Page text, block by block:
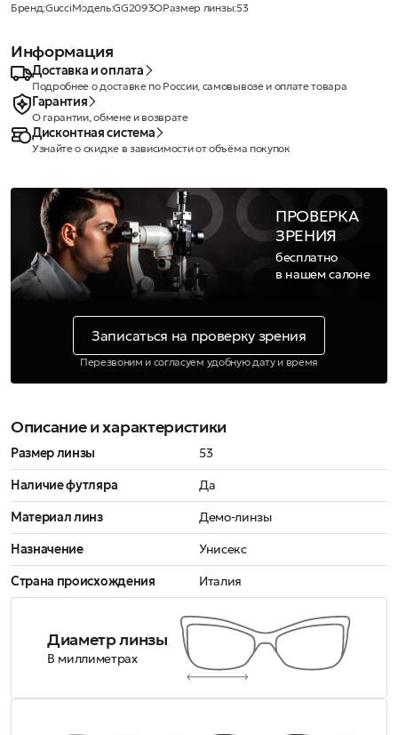
Бренд:GucciМодель:GG2093OРазмер линзы:53
Информация
Доставка и оплата
Подробнее о доставке по России, самовывозе и оплате товара
Гарантия
О гарантии, обмене и возврате
Дисконтная система
Узнайте о скидке в зависимости от объёма покупок
ПРОВЕРКА
ЗРЕНИЯ
бесплатно
в нашем салоне
Записаться на проверку зрения
Перезвоним и согласуем удобную дату и время
Описание и характеристики
Размер линзы
53
Наличие футляра
Да
Материал линз
Демо-линзы
Назначение
Унисекс
Страна происхождения
Италия
Диаметр линзы
В миллиметрах